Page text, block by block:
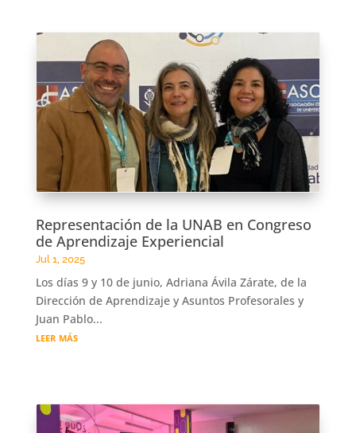
Representación de la UNAB en Congreso
de Aprendizaje Experiencial
Jul 1, 2025
Los días 9 y 10 de junio, Adriana Ávila Zárate, de la
Dirección de Aprendizaje y Asuntos Profesorales y
Juan Pablo...
leer más